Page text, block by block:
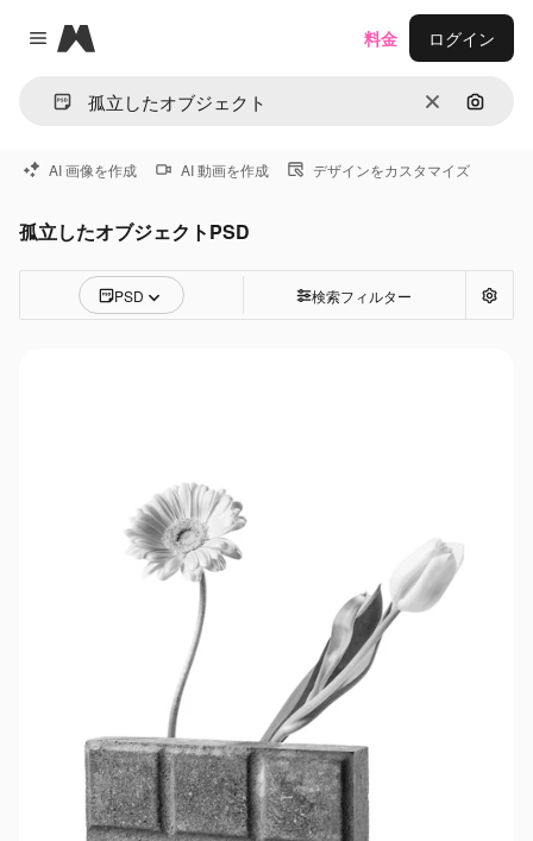
Close menu
Magnific
消去 画像で
料金 ログイン
AI 画像を作成 AI 動画を作成 デザインをカスタマイズ
孤立したオブジェクトPSD
PSD 検索フィルター